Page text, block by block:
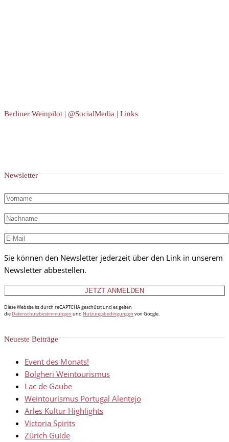
Berliner Weinpilot | @SocialMedia | Links
Newsletter
Sie können den Newsletter jederzeit über den Link in unserem
Newsletter abbestellen.
Diese Website ist durch reCAPTCHA geschützt und es gelten
die Datenschutzbestimmungen und Nutzungsbedingungen von Google.
Neueste Beiträge
Event des Monats!
Bolgheri Weintourismus
Lac de Gaube
Weintourismus Portugal Alentejo
Arles Kultur Highlights
Victoria Spirits
Zürich Guide